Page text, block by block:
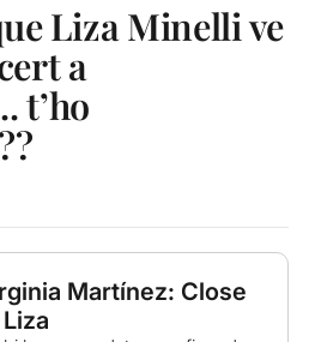
Liza Minelli ve
a
t’ho
Martínez: Close